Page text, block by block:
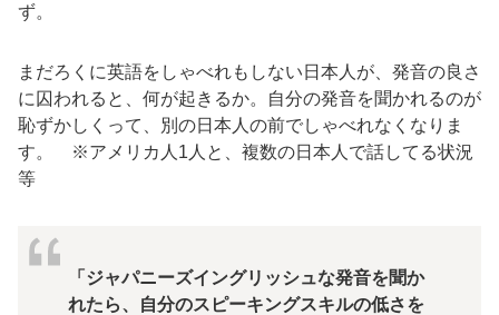
ず。
まだろくに英語をしゃべれもしない日本人が、発音の良さ
に囚われると、何が起きるか。自分の発音を聞かれるのが
恥ずかしくって、別の日本人の前でしゃべれなくなりま
す。 ※アメリカ人1人と、複数の日本人で話してる状況
等
「ジャパニーズイングリッシュな発音を聞か
れたら、自分のスピーキングスキルの低さを